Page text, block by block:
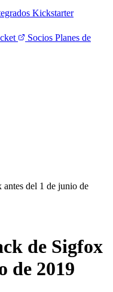
Kickstarter
Socios Planes de
del 1 de junio de
de Sigfox
de 2019